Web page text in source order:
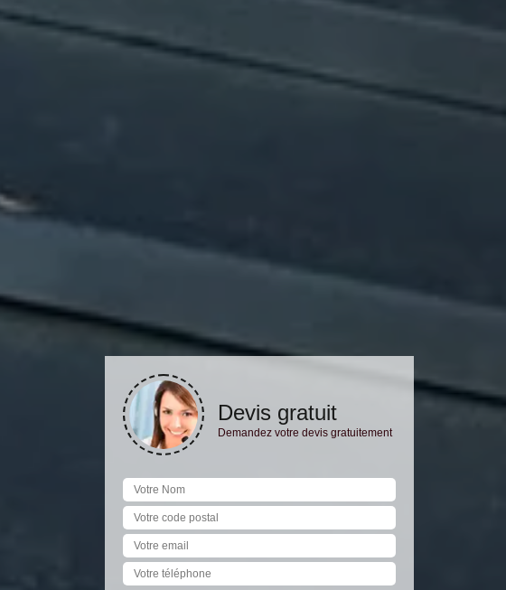
Devis gratuit
Demandez votre devis gratuitement